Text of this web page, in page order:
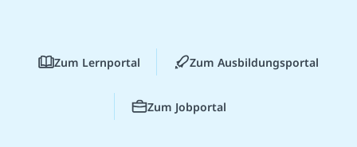
Zum Lernportal Zum Ausbildungsportal
Zum Jobportal